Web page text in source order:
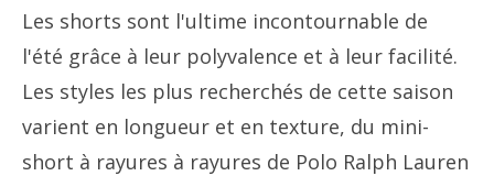
Les shorts sont l'ultime incontournable de
l'été grâce à leur polyvalence et à leur facilité.
Les styles les plus recherchés de cette saison
varient en longueur et en texture, du mini-
short à rayures à rayures de Polo Ralph Lauren